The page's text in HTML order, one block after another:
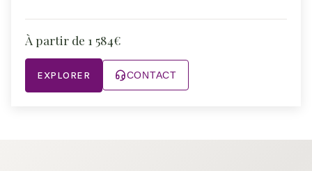
À partir de 1 584€
EXPLORER CONTACT